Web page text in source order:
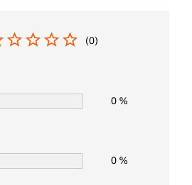
(0)
0 %
0 %